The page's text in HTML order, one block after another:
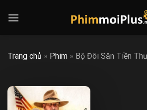
Trang chủ » Phim » Bộ Đôi Săn Tiền